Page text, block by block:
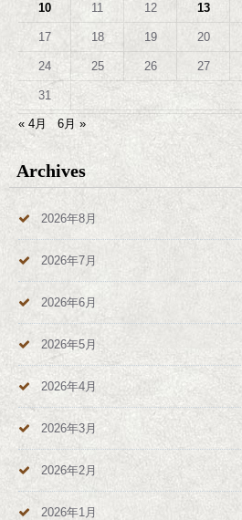
10 11 12 13
17 18 19 20
24 25 26 27
31
« 4月 6月 »
Archives
2026年8月
2026年7月
2026年6月
2026年5月
2026年4月
2026年3月
2026年2月
2026年1月